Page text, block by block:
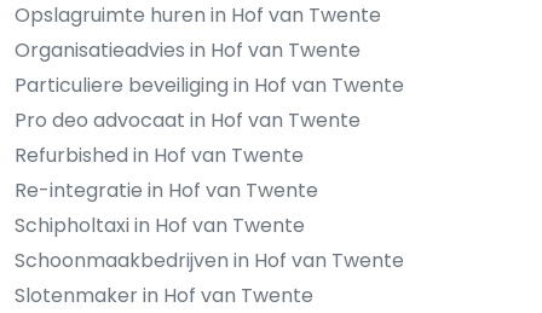
Opslagruimte huren in Hof van Twente
Organisatieadvies in Hof van Twente
Particuliere beveiliging in Hof van Twente
Pro deo advocaat in Hof van Twente
Refurbished in Hof van Twente
Re-integratie in Hof van Twente
Schipholtaxi in Hof van Twente
Schoonmaakbedrijven in Hof van Twente
Slotenmaker in Hof van Twente